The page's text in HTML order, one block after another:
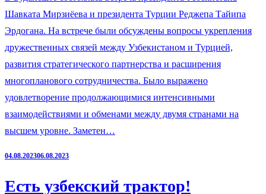
Шавката Мирзиёева и президента Турции Реджепа Тайипа
Эрдогана. На встрече были обсуждены вопросы укрепления
дружественных связей между Узбекистаном и Турцией,
развития стратегического партнерства и расширения
многопланового сотрудничества. Было выражено
удовлетворение продолжающимися интенсивными
взаимодействиями и обменами между двумя странами на
высшем уровне. Заметен…
04.08.202306.08.2023
Есть узбекский трактор!